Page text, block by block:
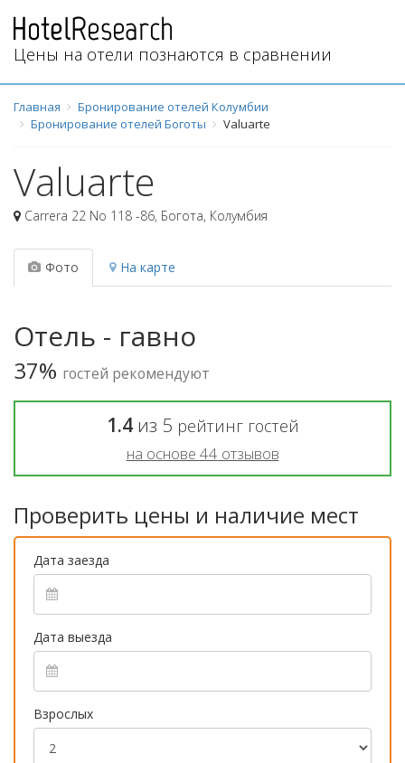
Цены на отели познаются в сравнении
Главная
Бронирование отелей Колумбии
Бронирование отелей Боготы
Valuarte
Valuarte
Carrera 22 No 118 -86, Богота, Колумбия
Фото На карте
Отель - гавно
37% гостей рекомендуют
1.4из 5 рейтинг гостей
на основе 44 отзывов
Проверить цены и наличие мест
Дата заезда
Дата выезда
Взрослых